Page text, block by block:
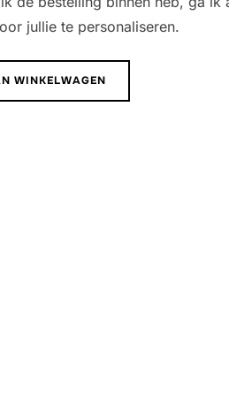
jullie te personaliseren.
WINKELWAGEN